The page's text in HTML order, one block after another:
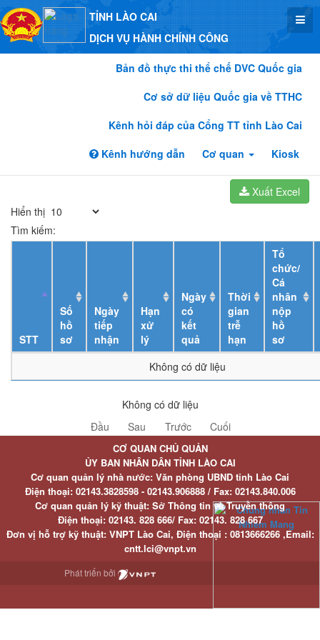
TỈNH LÀO CAI
DỊCH VỤ HÀNH CHÍNH CÔNG
Bản đồ thực thi thể chế DVC Quốc gia
Cơ sở dữ liệu Quốc gia về TTHC
Kênh hỏi đáp của Cổng TT tỉnh Lào Cai
Kênh hướng dẫn
Cơ quan Kiosk
Xuất Excel
Hiển thị
Tìm kiếm:
STT
Số
hồ
sơ
Ngày
tiếp
nhận
Hạn
xử
lý
Ngày
có
kết
quả
Thời
gian
trễ
hạn
Tổ
chức/
Cá
nhân
nộp
hồ
sơ
Không có dữ liệu
Không có dữ liệu
Đầu
Sau Trước Cuối
CƠ QUAN CHỦ QUẢN
ỦY BAN NHÂN DÂN TỈNH LÀO CAI
Cơ quan quản lý nhà nước: Văn phòng UBND tỉnh Lào Cai
Điện thoại:02143.3828598 - 02143.906888 / Fax:02143.840.006
Cơ quan quản lý kỹ thuật: Sở Thông tin và Truyền thông
Điện thoại:02143. 828 666/ Fax:02143. 828 667
Đơn vị hỗ trợ kỹ thuật: VNPT Lào Cai, Điện thoại : 0813666266 ,Email:
cntt.lci@vnpt.vn
Phát triển bởi